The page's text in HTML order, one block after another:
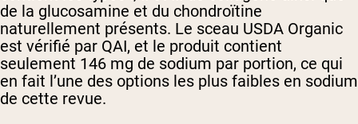
de la glucosamine et du chondroïtine
naturellement présents. Le sceau USDA Organic
est vérifié par QAI, et le produit contient
seulement 146 mg de sodium par portion, ce qui
en fait l’une des options les plus faibles en sodium
de cette revue.